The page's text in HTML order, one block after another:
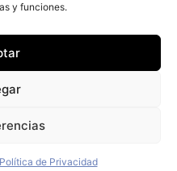
y funciones.
Política de Privacidad
Hoz 70, 1ºB - 28003 - Madrid